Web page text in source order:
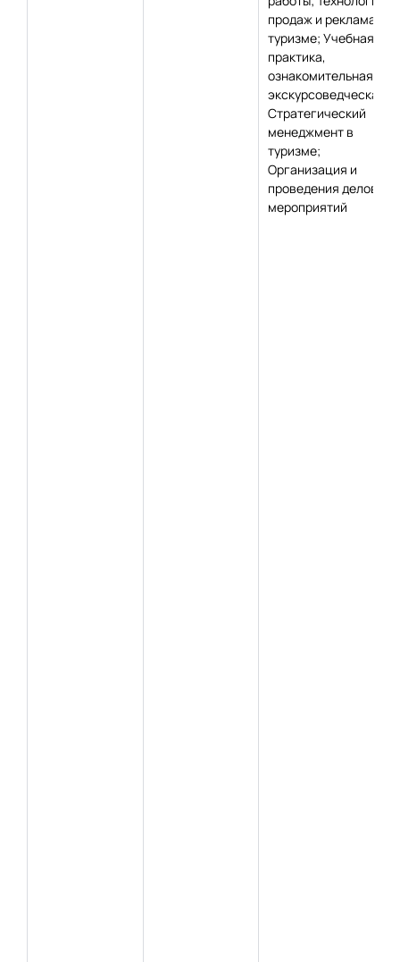
продаж и реклама в
туризме; Учебная
практика,
ознакомительная,
экскурсоведческая;
Стратегический
менеджмент в
туризме;
Организация и
проведения деловых
мероприятий